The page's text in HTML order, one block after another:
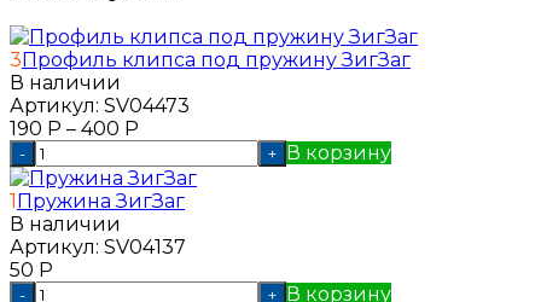
3Профиль клипса под пружину ЗигЗаг
В наличии
Артикул: SV04473
190 Р – 400 Р
- + В корзину
1Пружина ЗигЗаг
В наличии
Артикул: SV04137
50 Р
- + В корзину